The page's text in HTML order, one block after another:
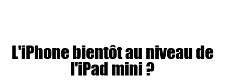
L'iPhone bientôt au niveau de
l'iPad mini ?